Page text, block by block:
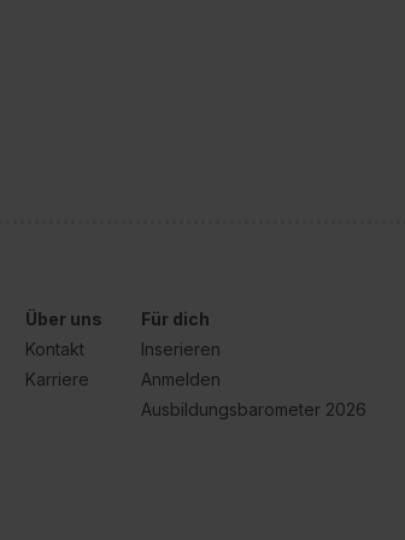
Über uns
Kontakt
Karriere
Für dich
Inserieren
Anmelden
Ausbildungsbarometer 2026